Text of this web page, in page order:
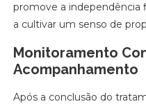
promove a independência
a cultivar um senso de
Monitoramento
Acompanhamento
Após a conclusão do